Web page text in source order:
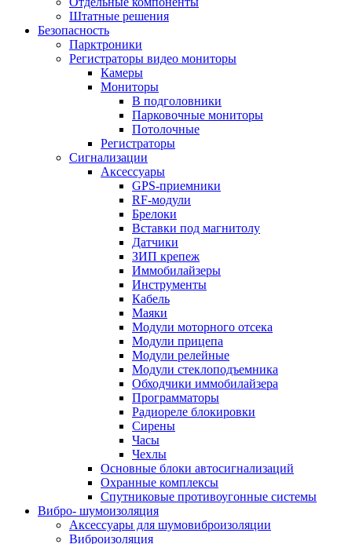
Штатные решения
Безопасность
Парктроники
Регистраторы видео мониторы
Камеры
Мониторы
В подголовники
Парковочные мониторы
Потолочные
Регистраторы
Сигнализации
Аксессуары
GPS-приемники
RF-модули
Брелоки
Вставки под магнитолу
Датчики
ЗИП крепеж
Иммобилайзеры
Инструменты
Кабель
Маяки
Модули моторного отсека
Модули прицепа
Модули релейные
Модули стеклоподъемника
Обходчики иммобилайзера
Программаторы
Радиореле блокировки
Сирены
Часы
Чехлы
Основные блоки автосигнализаций
Охранные комплексы
Спутниковые противоугонные системы
Вибро- шумоизоляция
Аксессуары для шумовиброизоляции
Виброизоляция